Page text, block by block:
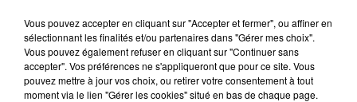
TITRES DIFFUSÉS
Vous pouvez accepter en cliquant sur "Accepter et fermer", ou affiner en
sélectionnant les finalités et/ou partenaires dans "Gérer mes choix".
Vous pouvez également refuser en cliquant sur "Continuer sans
accepter". Vos préférences ne s'appliqueront que pour ce site. Vous
pouvez mettre à jour vos choix, ou retirer votre consentement à tout
moment via le lien "Gérer les cookies" situé en bas de chaque page.